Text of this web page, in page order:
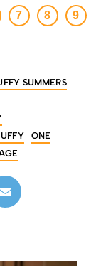
7 8 9
SUMMERS
ONE